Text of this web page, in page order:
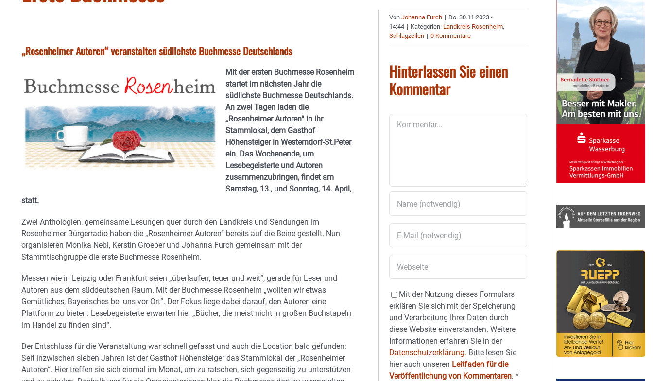
„Rosenheimer Autoren“ veranstalten südlichste Buchmesse Deutschlands
Mit der ersten Buchmesse Rosenheim
startet im nächsten Jahr die
südlichste Buchmesse Deutschlands.
An zwei Tagen laden die
„Rosenheimer Autoren“ in ihr
Stammlokal, dem Gasthof
Höhensteiger in Westerndorf-St.Peter
ein. Das Wochenende, um
Lesebegeisterte und Autoren
zusammenzubringen, findet am
Samstag, 13., und Sonntag, 14. April,
statt.
Zwei Anthologien, gemeinsame Lesungen quer durch den Landkreis und Sendungen im
Rosenheimer Bürgerradio haben die „Rosenheimer Autoren“ bereits auf die Beine gestellt. Nun
organisieren Monika Nebl, Kerstin Groeper und Johanna Furch gemeinsam mit der
Stammtischgruppe die erste Buchmesse Rosenheim.
Messen wie in Leipzig oder Frankfurt seien „überlaufen, teuer und weit“, gerade für Leser und
Autoren aus dem süddeutschen Raum. Mit der Buchmesse Rosenheim „wollten wir etwas
Gemütliches, Bayerisches bei uns vor Ort“. Der Fokus liege dabei darauf, den Autoren eine
Plattform zu bieten. Lesebegeisterte erwarten hier „Bücher, die meist nicht in großen Buchstapeln
im Handel zu finden sind“.
Der Entschluss für die Veranstaltung war schnell gefasst und auch die Location bald gefunden:
Seit inzwischen sieben Jahren ist der Gasthof Höhensteiger das Stammlokal der „Rosenheimer
Autoren“. Hier treffen sie sich einmal im Monat, um zu ratschen, sich gegenseitig zu unterstützen
VonJohanna Furch | Do. 30.11.2023 -
14:44 | Kategorien: Landkreis Rosenheim,
Schlagzeilen | 0 Kommentare
Hinterlassen Sie einen
Kommentar
Mit der Nutzung dieses Formulars
erklären Sie sich mit der Speicherung
und Verarbeitung Ihrer Daten durch
diese Website einverstanden. Weitere
Informationen erfahren Sie in der
Datenschutzerklärung. Bitte lesen Sie
hier auch unseren Leitfaden für die
Veröffentlichung von Kommentaren.*